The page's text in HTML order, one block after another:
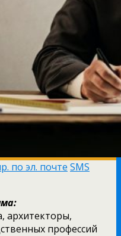
по эл. почте SMS
архитекторы,
профессий